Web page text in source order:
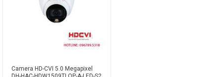
Camera HD-CVI 5.0 Megapixel